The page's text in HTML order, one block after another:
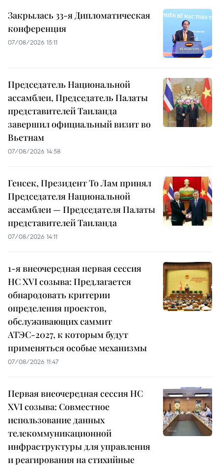
Закрылась 33-я Дипломатическая
конференция
07/08/2026 15:11
Председатель Национальной
ассамблеи, Председатель Палаты
представителей Таиланда
завершил официальный визит во
Вьетнам
07/08/2026 14:58
Генсек, Президент То Лам принял
Председателя Национальной
ассамблеи — Председателя Палаты
представителей Таиланда
07/08/2026 14:11
1-я внеочередная первая сессия
НС XVI созыва: Предлагается
обнародовать критерии
определения проектов,
обслуживающих саммит
АТЭС-2027, к которым будут
применяться особые механизмы
07/08/2026 11:47
Первая внеочередная сессия НС
XVI созыва: Совместное
использование данных
телекоммуникационной
инфраструктуры для управления
и реагирования на стихийные